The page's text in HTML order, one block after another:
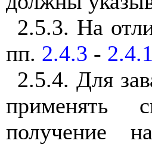
2.5.3. На
пп. 2.4.3 -
2.5.4. Для
применять
получение